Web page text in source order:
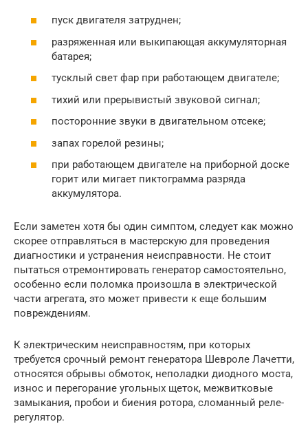
пуск двигателя затруднен;
разряженная или выкипающая аккумуляторная
батарея;
тусклый свет фар при работающем двигателе;
тихий или прерывистый звуковой сигнал;
посторонние звуки в двигательном отсеке;
запах горелой резины;
при работающем двигателе на приборной доске
горит или мигает пиктограмма разряда
аккумулятора.
Если заметен хотя бы один симптом, следует как можно
скорее отправляться в мастерскую для проведения
диагностики и устранения неисправности. Не стоит
пытаться отремонтировать генератор самостоятельно,
особенно если поломка произошла в электрической
части агрегата, это может привести к еще большим
повреждениям.
К электрическим неисправностям, при которых
требуется срочный ремонт генератора Шевроле Лачетти,
относятся обрывы обмоток, неполадки диодного моста,
износ и перегорание угольных щеток, межвитковые
замыкания, пробои и биения ротора, сломанный реле-
регулятор.